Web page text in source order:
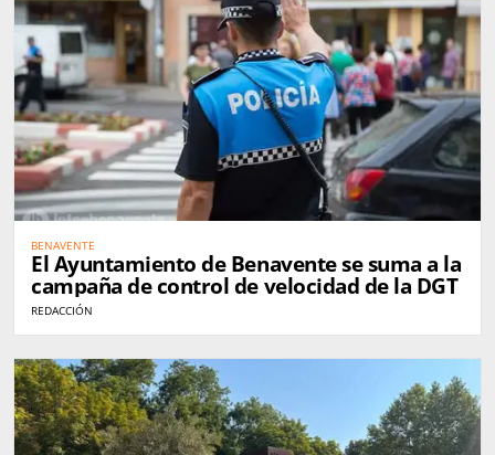
BENAVENTE
El Ayuntamiento de Benavente se suma a la
campaña de control de velocidad de la DGT
REDACCIÓN